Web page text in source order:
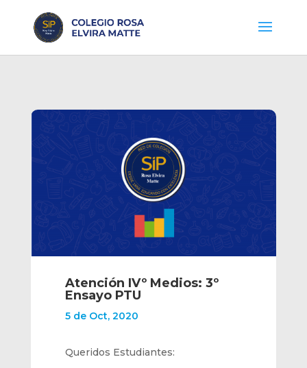
Atención IVº Medios: 3º
Ensayo PTU
5 de Oct, 2020
Queridos Estudiantes: